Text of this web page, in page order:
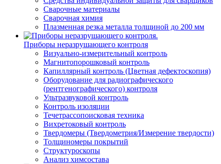
Сварочные материалы
Сварочная химия
Плазменная резка металла толщиной до 200 мм
Приборы неразрушающего контроля
Визуально-измерительный контроль
Магнитопорошковый контроль
Капиллярный контроль (Цветная дефектоскопия)
Оборудование для радиографического
(рентгенографического) контроля
Ультразвуковой контроль
Контроль изоляции
Течетрассопоисковая техника
Вихретоковый контроль
Твердомеры (Твердометрия/Измерение твердости)
Толщиномеры покрытий
Структуроскопы
Анализ химсостава